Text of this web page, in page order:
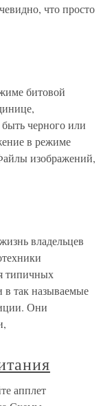
что просто
битовой
черного или
в режиме
изображений,
владельцев
типичных
в так называемые
Они
апплет